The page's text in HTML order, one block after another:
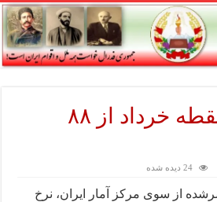
تورم نقطه‌به‌نقطه خرداد از ۸۸
24 دیده شده
از سوی مرکز آمار ایران، نرخ